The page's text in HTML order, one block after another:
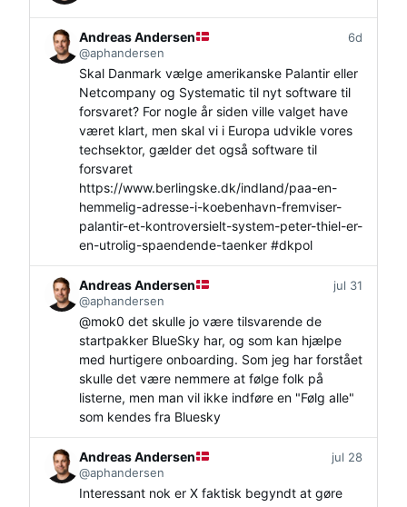
Andreas Andersen
@aphandersen
6d
Skal Danmark vælge amerikanske Palantir eller
Netcompany og Systematic til nyt software til
forsvaret? For nogle år siden ville valget have
været klart, men skal vi i Europa udvikle vores
techsektor, gælder det også software til
forsvaret
https://www.berlingske.dk/indland/paa-en-
hemmelig-adresse-i-koebenhavn-fremviser-
palantir-et-kontroversielt-system-peter-thiel-er-
en-utrolig-spaendende-taenker #dkpol
Andreas Andersen
@aphandersen
jul 31
@mok0 det skulle jo være tilsvarende de
startpakker BlueSky har, og som kan hjælpe
med hurtigere onboarding. Som jeg har forstået
skulle det være nemmere at følge folk på
listerne, men man vil ikke indføre en "Følg alle"
som kendes fra Bluesky
Andreas Andersen
@aphandersen
jul 28
Interessant nok er X faktisk begyndt at gøre